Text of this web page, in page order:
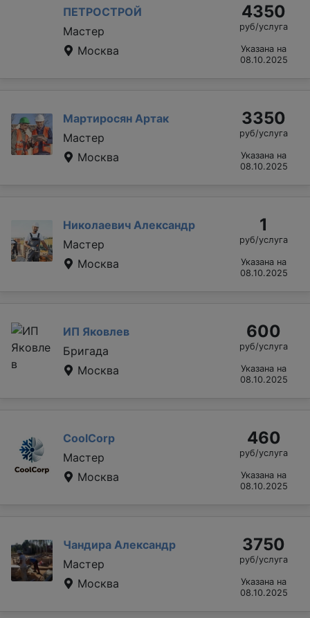
ПЕТРОСТРОЙ
Мастер
Москва
4350
руб/услуга
Указана на
08.10.2025
Мартиросян Артак
Мастер
Москва
3350
руб/услуга
Указана на
08.10.2025
Николаевич Александр
Мастер
Москва
1
руб/услуга
Указана на
08.10.2025
ИП Яковлев
Бригада
Москва
600
руб/услуга
Указана на
08.10.2025
CoolCorp
Мастер
Москва
460
руб/услуга
Указана на
08.10.2025
Чандира Александр
Мастер
Москва
3750
руб/услуга
Указана на
08.10.2025